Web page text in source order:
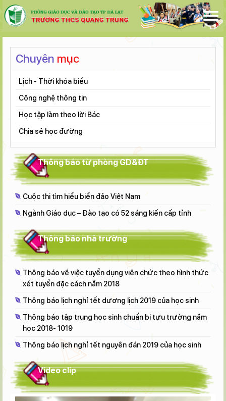
Chuyên mục
Lịch - Thời khóa biểu
Công nghệ thông tin
Học tập làm theo lời Bác
Chia sẻ học đường
Thông báo từ phòng GD&ĐT
Cuộc thi tìm hiểu biển đảo Việt Nam
Ngành Giáo dục – Đào tạo có 52 sáng kiến cấp tỉnh
Thông báo nhà trường
Thông báo về việc tuyển dụng viên chức theo hình thức
xét tuyển đặc cách năm 2018
Thông báo lịch nghỉ tết dương lịch 2019 của học sinh
Thông báo tập trung học sinh chuẩn bị tựu trường năm
học 2018- 1019
Thông báo lịch nghỉ tết nguyên đán 2019 của học sinh
Video clip